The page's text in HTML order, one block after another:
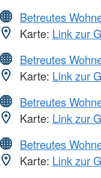
Betreutes
Karte: Link zur
Betreutes
Karte: Link zur
Betreutes
Karte: Link zur
Betreutes
Karte: Link zur